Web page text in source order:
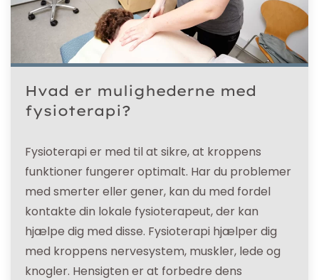
Hvad er mulighederne med
fysioterapi?
Fysioterapi er med til at sikre, at kroppens
funktioner fungerer optimalt. Har du problemer
med smerter eller gener, kan du med fordel
kontakte din lokale fysioterapeut, der kan
hjælpe dig med disse. Fysioterapi hjælper dig
med kroppens nervesystem, muskler, lede og
knogler. Hensigten er at forbedre dens